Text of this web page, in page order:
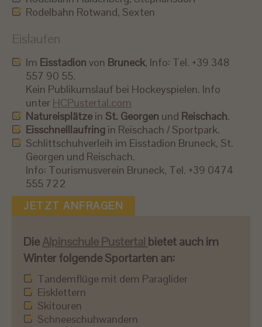
Rodelbahn Rotwand, Sexten
Eislaufen
Im Eisstadion von Bruneck, Info: Tel. +39 348
557 90 55.
Kein Publikumslauf bei Hockeyspielen. Info
unter HCPustertal.com
Natureisplätze in St. Georgen und Reischach.
Eisschnelllaufring in Reischach / Sportpark.
Schlittschuhverleih im Eisstadion Bruneck, St.
Georgen und Reischach.
Info: Tourismusverein Bruneck, Tel. +39 0474
555 722
JETZT ANFRAGEN
DieAlpinschule Pustertal bietet auch im
Winter folgende Sportarten an:
Tandemflüge mit dem Paraglider
Eisklettern
Skitouren
Schneeschuhwandern